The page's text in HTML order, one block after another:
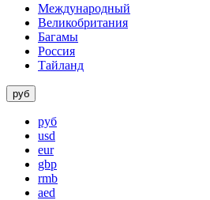
Международный
Великобритания
Багамы
Россия
Тайланд
руб
руб
usd
eur
gbp
rmb
aed